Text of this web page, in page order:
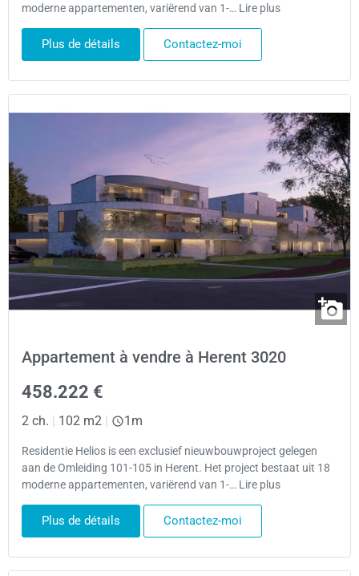
moderne appartementen, variërend van 1-… Lire plus
Plus de détails Contactez-moi
Appartement à vendre à Herent 3020
458.222 €
2 ch. 102 m2 1m
Residentie Helios is een exclusief nieuwbouwproject gelegen
aan de Omleiding 101-105 in Herent. Het project bestaat uit 18
moderne appartementen, variërend van 1-… Lire plus
Plus de détails Contactez-moi